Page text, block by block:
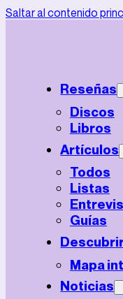
Saltar al contenido
Reseñas
Discos
Libros
Artículos
Todos
Listas
Guías
Mapa
Noticias